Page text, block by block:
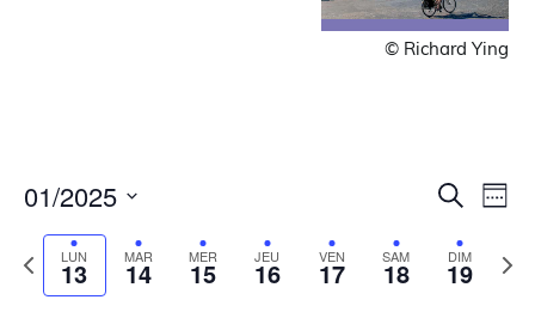
© Richard Ying
Recherche
01/2025
date
Semaine
précédente
LUN
13 MAR
14 MER
15 JEU
16 VEN
17 SAM
18 DIM
19
1h00
2h00
lundi,
janvier
13,
2025
No
events
this
14,
2025
15,
2025
16,
2025
17,
2025
on
this
samedi,
18,
2025
19,
2025